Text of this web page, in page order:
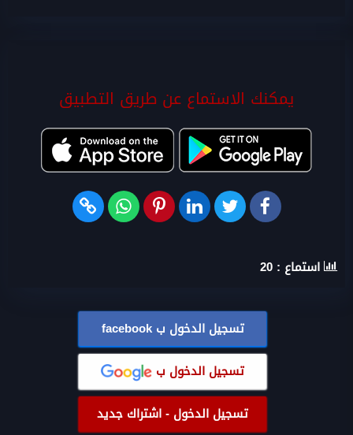
يمكنك الاستماع عن طريق التطبيق
استماع : 20
تسجيل الدخول بfacebook
تسجيل الدخول ب
تسجيل الدخول - اشتراك جديد